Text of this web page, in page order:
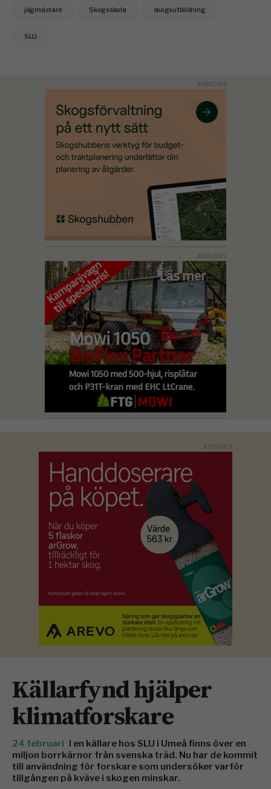
jägmästare Skogsskola skogsutbildning
SLU
Källarfynd hjälper
klimatforskare
24 februari I en källare hos SLU i Umeå finns över en
miljon borrkärnor från svenska träd. Nu har de kommit
till användning för forskare som undersöker varför
tillgången på kväve i skogen minskar.